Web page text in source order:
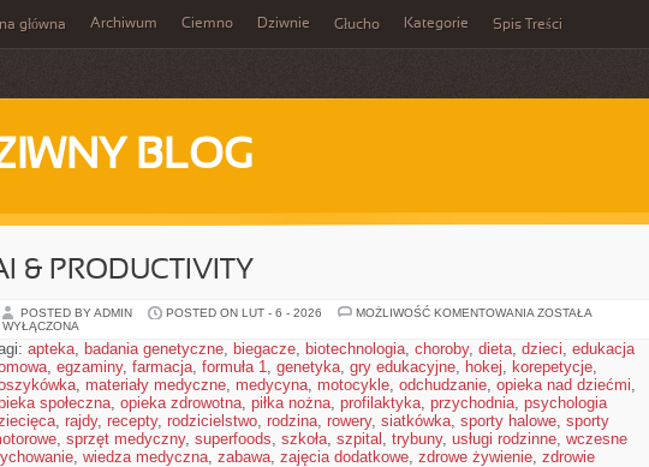
główna Archiwum Ciemno Dziwnie Głucho Kategorie Spis Treści
BLOG
& PRODUCTIVITY
POSTED BY ADMIN POSTED ON LUT - 6 - 2026 MOŻLIWOŚĆ KOMENTOWANIA AI
ZOSTAŁA
WYŁĄCZONA
apteka, badania genetyczne, biegacze, biotechnologia, choroby, dieta, dzieci, edukacja
, egzaminy, farmacja, formuła 1, genetyka, gry edukacyjne, hokej, korepetycje,
, materiały medyczne, medycyna, motocykle, odchudzanie, opieka nad dziećmi,
społeczna, opieka zdrowotna, piłka nożna, profilaktyka, przychodnia, psychologia
, rajdy, recepty, rodzicielstwo, rodzina, rowery, siatkówka, sporty halowe, sporty
, sprzęt medyczny, superfoods, szkoła, szpital , trybuny, usługi rodzinne, wczesne
, wiedza medyczna, zabawa, zajęcia dodatkowe, zdrowe żywienie, zdrowie